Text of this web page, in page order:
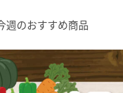
週のおすすめ商品